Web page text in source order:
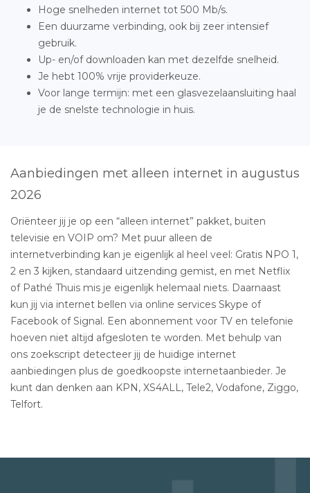
Hoge snelheden internet tot 500 Mb/s.
Een duurzame verbinding, ook bij zeer intensief
gebruik.
Up- en/of downloaden kan met dezelfde snelheid.
Je hebt 100% vrije providerkeuze.
Voor lange termijn: met een glasvezelaansluiting haal
je de snelste technologie in huis.
Aanbiedingen met alleen internet in augustus
2026
Oriënteer jij je op een “alleen internet” pakket, buiten
televisie en VOIP om? Met puur alleen de
internetverbinding kan je eigenlijk al heel veel: Gratis NPO 1,
2 en 3 kijken, standaard uitzending gemist, en met Netflix
of Pathé Thuis mis je eigenlijk helemaal niets. Daarnaast
kun jij via internet bellen via online services Skype of
Facebook of Signal. Een abonnement voor TV en telefonie
hoeven niet altijd afgesloten te worden. Met behulp van
ons zoekscript detecteer jij de huidige internet
aanbiedingen plus de goedkoopste internetaanbieder. Je
kunt dan denken aan KPN, XS4ALL, Tele2, Vodafone, Ziggo,
Telfort.